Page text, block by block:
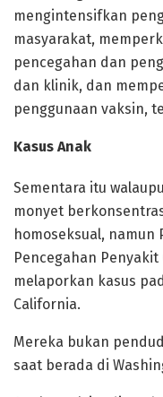
mengintensifkan
masyarakat,
pencegahan dan
dan klinik, dan
penggunaan vaksin,
Kasus Anak
Sementara itu
monyet
homoseksual, namun
Pencegahan Penyakit
melaporkan kasus
California.
Mereka bukan
saat berada di